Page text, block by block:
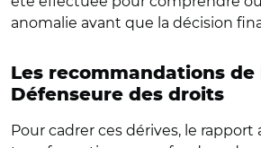
anomalie avant que la décision
Les recommandations de
Défenseure des droits
Pour cadrer ces dérives, le rapport